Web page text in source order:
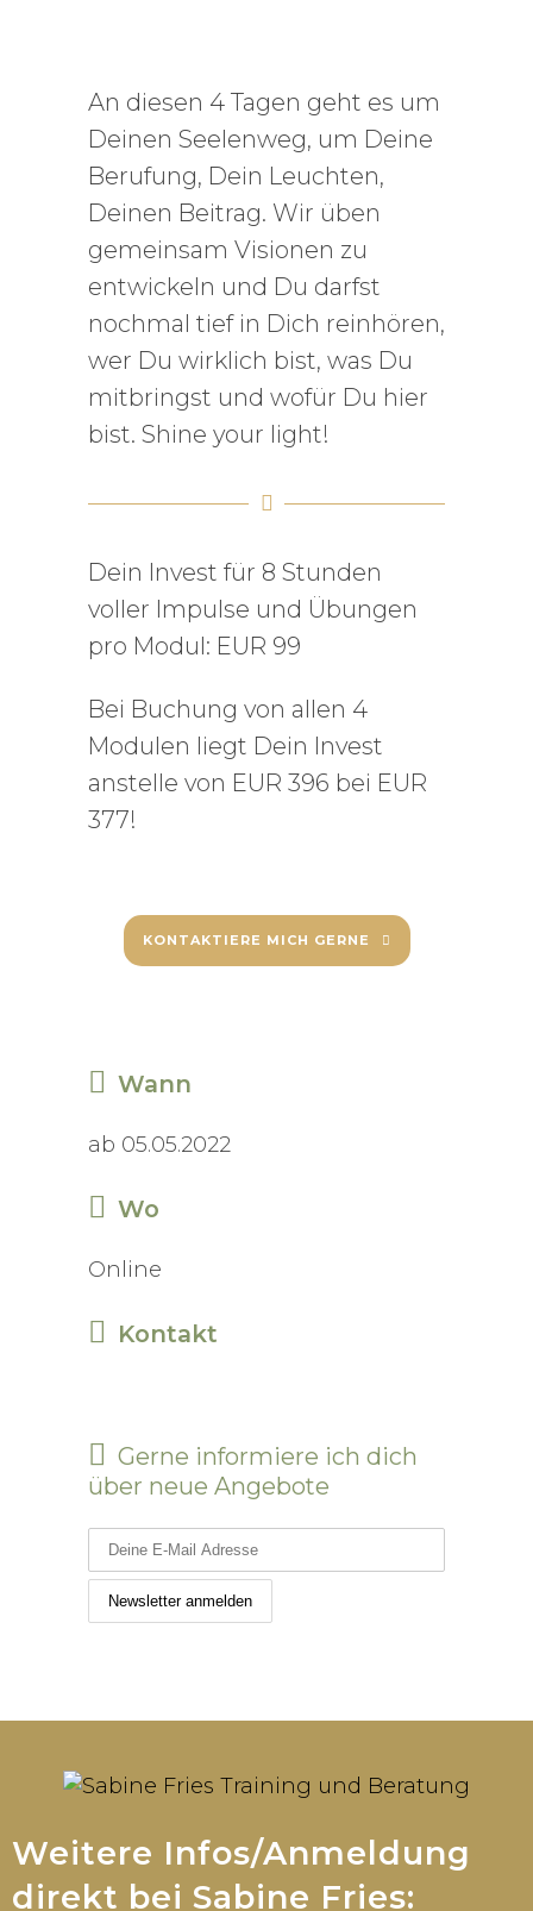
An diesen 4 Tagen geht es um
Deinen Seelenweg, um Deine
Berufung, Dein Leuchten,
Deinen Beitrag. Wir üben
gemeinsam Visionen zu
entwickeln und Du darfst
nochmal tief in Dich reinhören,
wer Du wirklich bist, was Du
mitbringst und wofür Du hier
bist. Shine your light!
Dein Invest für 8 Stunden
voller Impulse und Übungen
pro Modul: EUR 99
Bei Buchung von allen 4
Modulen liegt Dein Invest
anstelle von EUR 396 bei EUR
377!
KONTAKTIERE MICH GERNE
Wann
ab 05.05.2022
Wo
Online
Kontakt
Gerne informiere ich dich
über neue Angebote
Weitere Infos/Anmeldung
direkt bei Sabine Fries: